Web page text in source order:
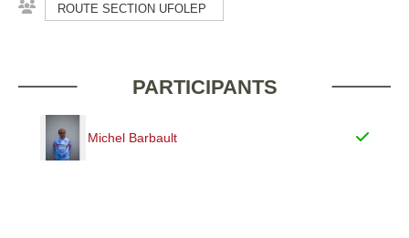
ROUTE SECTION UFOLEP
PARTICIPANTS
Michel Barbault